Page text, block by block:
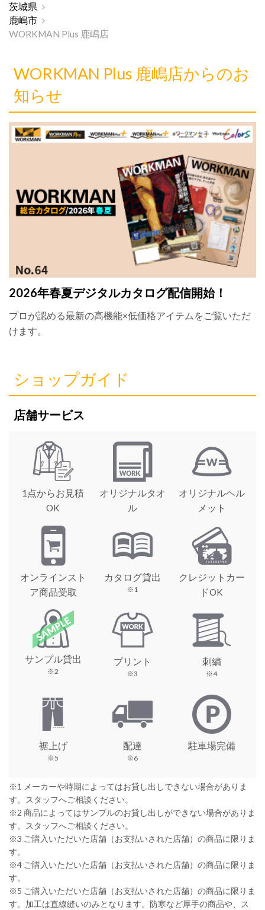
茨城県
鹿嶋市
WORKMAN Plus 鹿嶋店
WORKMAN Plus 鹿嶋店からのお
知らせ
2026年春夏デジタルカタログ配信開始！
プロが認める最新の高機能×低価格アイテムをご覧いただ
けます。
ショップガイド
店舗サービス
1点からお見積
OK
オリジナルタオ
ル
オリジナルヘル
メット
オンラインスト
ア商品受取
カタログ貸出
※1
クレジットカー
ドOK
サンプル貸出
※2
プリント
※3
刺繍
※4
裾上げ
※5
配達
※6
駐車場完備
※1 メーカーや時期によってはお貸し出しできない場合がありま
す。スタッフへご相談ください。
※2 商品によってはサンプルのお貸し出しができない場合がありま
す。スタッフへご相談ください。
※3 ご購入いただいた店舗（お支払いされた店舗）の商品に限りま
す。
※4 ご購入いただいた店舗（お支払いされた店舗）の商品に限りま
す。
※5 ご購入いただいた店舗（お支払いされた店舗）の商品に限りま
す。加工は直線縫いのみとなります。防寒など厚手の商品や、ス